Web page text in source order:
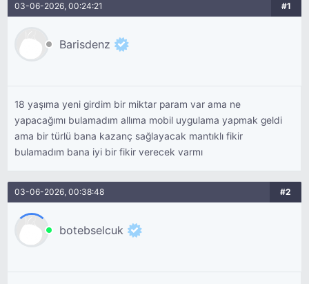
03-06-2026, 00:24:21 #1
Barisdenz
18 yaşıma yeni girdim bir miktar param var ama ne
yapacağımı bulamadım allıma mobil uygulama yapmak geldi
ama bir türlü bana kazanç sağlayacak mantıklı fikir
bulamadım bana iyi bir fikir verecek varmı
03-06-2026, 00:38:48 #2
botebselcuk